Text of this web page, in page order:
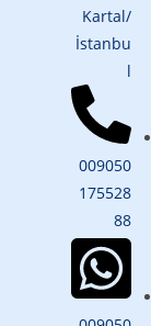
Kartal/
İstanbu
l
009050
175528
88